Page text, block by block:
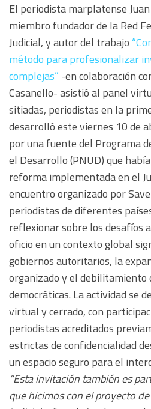
El periodista marplatense Juan
miembro fundador de la Red
Judicial, y autor del trabajo
método para profesionalizar
complejas” -en colaboración
Casanello- asistió al panel
sitiadas, periodistas en la
desarrolló este viernes 10 de
por una fuente del Programa
el Desarrollo (PNUD) que
reforma implementada en el
encuentro organizado por
periodistas de diferentes
reflexionar sobre los desafíos
oficio en un contexto global
gobiernos autoritarios, la
organizado y el debilitamiento
democráticas. La actividad se
virtual y cerrado, con
periodistas acreditados
estrictas de confidencialidad
un espacio seguro para el
“Esta invitación también es
que hicimos con el proyecto